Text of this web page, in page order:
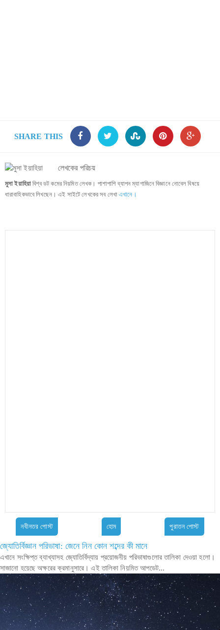
SHARE THIS
লেখকের পরিচয়
মুসা ইয়াহিয়া বিশ্ব ডট কমের নিয়মিত লেখক। পাশাপাশি ব্যাপন ম্যাগাজিনে বিজ্ঞানে নোবেল বিষয়ে
ধারাবাহিকভাবে লিখছেন। এই সাইটে লেখকের সব লেখাএখানে।
নবীনতর পোস্ট পুরাতন পোস্ট
হোম
জ্যোতির্বিজ্ঞান পরিভাষা: জেনে নিন কোন শব্দের কী মানে
এখানে সংক্ষিপ্ত ব্যাখ্যাসহ জ্যোতির্বিদ্যায় প্রয়োজনীয় পরিভাষাগুলোর তালিকা দেওয়া হলো।
সাজানো হয়েছে অক্ষরের ক্রমানুসারে। এই তালিকা নিয়মিত আপডেট...